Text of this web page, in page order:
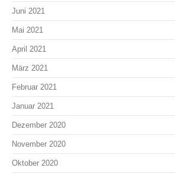
Juni 2021
Mai 2021
April 2021
März 2021
Februar 2021
Januar 2021
Dezember 2020
November 2020
Oktober 2020